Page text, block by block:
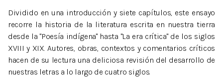
Dividido en una introducción y siete capítulos, este ensayo
recorre la historia de la literatura escrita en nuestra tierra
desde la "Poesía indígena" hasta "La era crítica" de los siglos
XVIII y XIX. Autores, obras, contextos y comentarios críticos
hacen de su lectura una deliciosa revisión del desarrollo de
nuestras letras a lo largo de cuatro siglos.